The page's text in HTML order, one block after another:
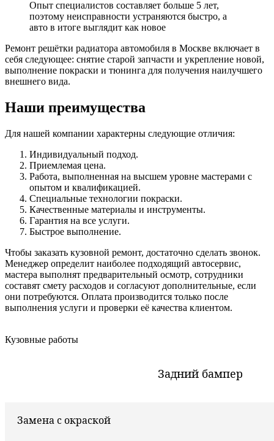
Опыт специалистов составляет больше 5 лет,
поэтому неисправности устраняются быстро, а
авто в итоге выглядит как новое
Ремонт решётки радиатора автомобиля в Москве включает в
себя следующее: снятие старой запчасти и укрепление новой,
выполнение покраски и тюнинга для получения наилучшего
внешнего вида.
Наши преимущества
Для нашей компании характерны следующие отличия:
Индивидуальный подход.
Приемлемая цена.
Работа, выполненная на высшем уровне мастерами с
опытом и квалификацией.
Специальные технологии покраски.
Качественные материалы и инструменты.
Гарантия на все услуги.
Быстрое выполнение.
Чтобы заказать кузовной ремонт, достаточно сделать звонок.
Менеджер определит наиболее подходящий автосервис,
мастера выполнят предварительный осмотр, сотрудники
составят смету расходов и согласуют дополнительные, если
они потребуются. Оплата производится только после
выполнения услуги и проверки её качества клиентом.
Кузовные работы
Задний бампер
Замена с окраской